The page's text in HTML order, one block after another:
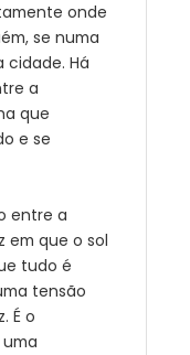
onde
se numa
cidade. Há
a
que
e se
entre a
em que o sol
tudo é
tensão
É o